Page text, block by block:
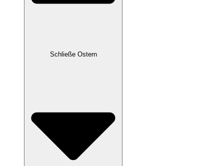
Schließe Ostern